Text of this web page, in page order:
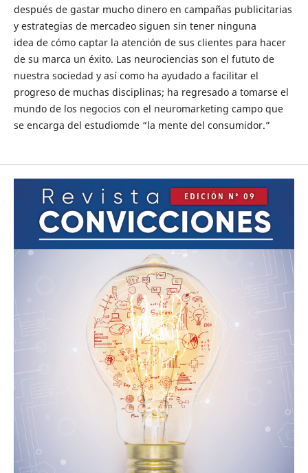
después de gastar mucho dinero en campañas publicitarias
y estrategias de mercadeo siguen sin tener ninguna
idea de cómo captar la atención de sus clientes para hacer
de su marca un éxito. Las neurociencias son el fututo de
nuestra sociedad y así como ha ayudado a facilitar el
progreso de muchas disciplinas; ha regresado a tomarse el
mundo de los negocios con el neuromarketing campo que
se encarga del estudiomde “la mente del consumidor.”